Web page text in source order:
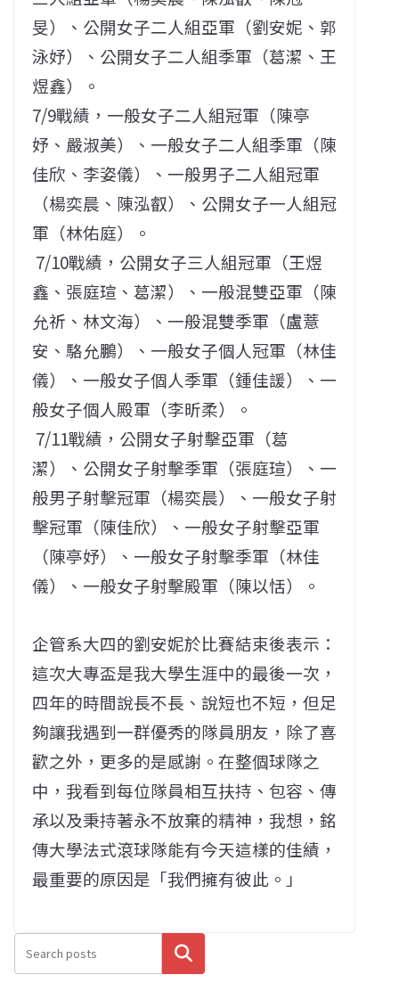
旻）、公開女子二人組亞軍（劉安妮、郭
泳妤）、公開女子二人組季軍（葛潔、王
煜鑫）。
7/9戰績，一般女子二人組冠軍（陳亭
妤、嚴淑美）、一般女子二人組季軍（陳
佳欣、李姿儀）、一般男子二人組冠軍
（楊奕晨、陳泓叡）、公開女子一人組冠
軍（林佑庭）。
7/10戰績，公開女子三人組冠軍（王煜
鑫、張庭瑄、葛潔）、一般混雙亞軍（陳
允祈、林文海）、一般混雙季軍（盧薏
安、駱允鵬）、一般女子個人冠軍（林佳
儀）、一般女子個人季軍（鍾佳諼）、一
般女子個人殿軍（李昕柔）。
7/11戰績，公開女子射擊亞軍（葛
潔）、公開女子射擊季軍（張庭瑄）、一
般男子射擊冠軍（楊奕晨）、一般女子射
擊冠軍（陳佳欣）、一般女子射擊亞軍
（陳亭妤）、一般女子射擊季軍（林佳
儀）、一般女子射擊殿軍（陳以恬）。
企管系大四的劉安妮於比賽結束後表示：
這次大專盃是我大學生涯中的最後一次，
四年的時間說長不長、說短也不短，但足
夠讓我遇到一群優秀的隊員朋友，除了喜
歡之外，更多的是感謝。在整個球隊之
中，我看到每位隊員相互扶持、包容、傳
承以及秉持著永不放棄的精神，我想，銘
傳大學法式滾球隊能有今天這樣的佳績，
最重要的原因是「我們擁有彼此。」
搜尋